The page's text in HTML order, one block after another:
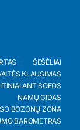
ŠEŠĖLIAI
KLAUSIMAS
ANT SOFOS
NAMŲ GIDAS
BOZONŲ ZONA
BAROMETRAS